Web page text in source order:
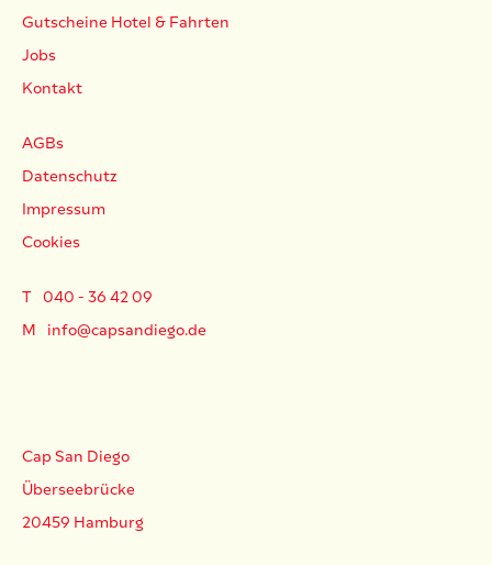
Gutscheine Hotel & Fahrten
Jobs
Kontakt
AGBs
Datenschutz
Impressum
Cookies
T 040 - 36 42 09
M
info@capsandiego.de
Cap San Diego
Überseebrücke
20459 Hamburg